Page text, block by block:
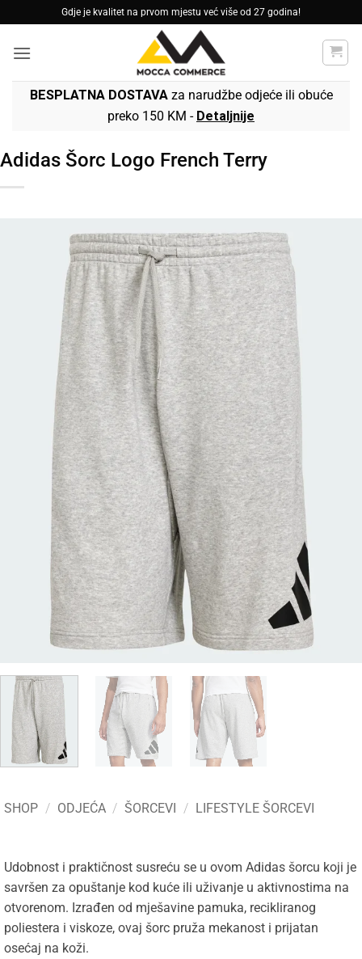
to
content
Gdje je kvalitet na prvom mjestu već više od 27 godina!
BESPLATNA DOSTAVAza narudžbe odjeće ili obuće
preko 150 KM - Detaljnije
Adidas Šorc Logo French Terry
SHOP / ODJEĆA / ŠORCEVI / LIFESTYLE ŠORCEVI
Udobnost i praktičnost susreću se u ovom Adidas šorcu koji je
savršen za opuštanje kod kuće ili uživanje u aktivnostima na
otvorenom. Izrađen od mješavine pamuka, recikliranog
poliestera i viskoze, ovaj šorc pruža mekanost i prijatan
osećaj na koži.